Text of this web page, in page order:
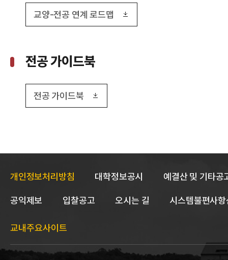
교양-전공 연계 로드맵
전공 가이드북
전공 가이드북
개인정보처리방침 대학정보공시 예결산 및 기타공
공익제보 입찰공고 오시는 길 시스템불편사
교내주요사이트